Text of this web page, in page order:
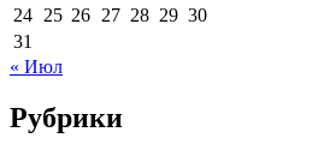
24 25 26 27 28 29 30
31
« Июл
Рубрики